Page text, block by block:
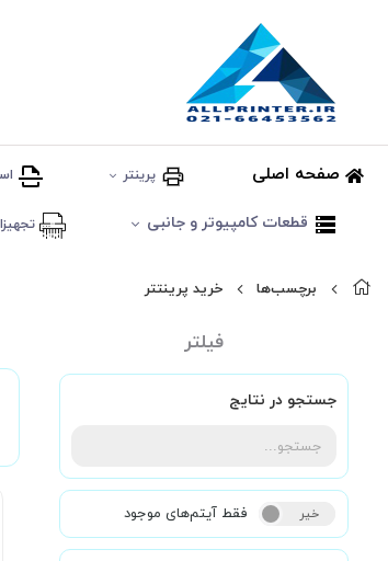
صفحه اصلی پرینتر
قطعات کامپیوتر و جانبی
برچسب‌ها خرید پرینتتر
فیلتر
جستجو در نتایج
بله خیر فقط آیتم‌های موجود